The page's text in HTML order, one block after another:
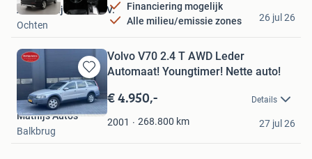
Financiering mogelijk
Alle milieu/emissie zones
Autobedrijf Hazet B.V.
Ochten
26 jul 26
Bewaren
in
Mijn
Favorieten
Volvo V70 2.4 T AWD Leder
Automaat! Youngtimer! Nette auto!
€ 4.950,- Details
2001 268.800 km
Mathijs Auto’s
Balkbrug
27 jul 26